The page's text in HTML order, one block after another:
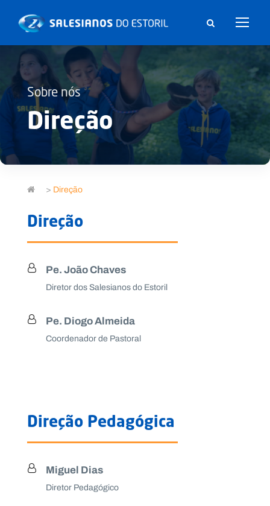
Sobre nós
Direção
> Direção
Direção
Pe. João Chaves
Diretor dos Salesianos do Estoril
Pe. Diogo Almeida
Coordenador de Pastoral
Direção Pedagógica
Miguel Dias
Diretor Pedagógico